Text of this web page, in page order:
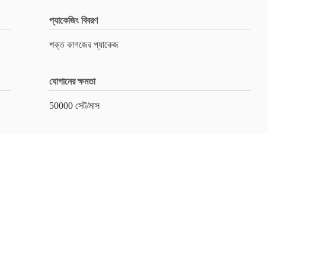
প্যাকেজিং বিবরণ
শক্ত কাগজের প্যাকেজ
যোগানের ক্ষমতা
50000 সেট/মাস